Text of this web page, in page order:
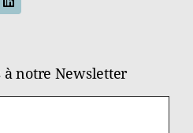
à notre Newsletter